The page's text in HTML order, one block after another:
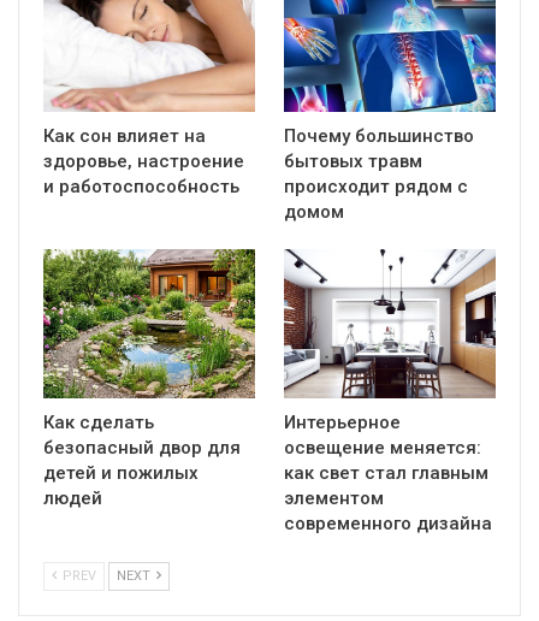
Как сон влияет на
здоровье, настроение
и работоспособность
Почему большинство
бытовых травм
происходит рядом с
домом
Как сделать
безопасный двор для
детей и пожилых
людей
Интерьерное
освещение меняется:
как свет стал главным
элементом
современного дизайна
PREV NEXT